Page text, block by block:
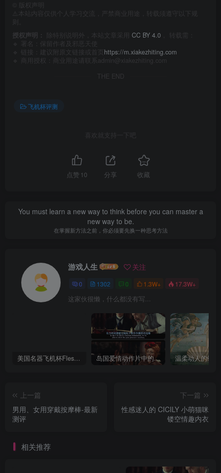
版权声明
⚠️本站内容仅供个人学习交流，严禁商业用途，转载须遵守以下规
授权声明：
除特别说明外，本站文章采用 CC BY 4.0 ， 转载需：
🔹 署名：保留作者及 邪恶天使
🔹 链接：建议附原文链接或首页 https://m.xiakezhiting.com
🔹 商用授权：商业用途请联系admin@xiakezhiting.com
THE END
飞机杯评测
喜欢就支持一下吧
点赞 10 分享 收藏
You must learn a new way to think before you can master a
new way to be.
在掌握新方法之前，你必须要先换一种思考方法
游戏人生 关注
0 1302 0 1.3W+ 17.3W+
这家伙很懒，什么都没有写...
美国名器飞机杯Fleshlight 【Quickshot-Vantage 双头飞机杯】完全评测 岛国爱情动作片中的AV棒到底有多猛？成人用品震动棒的发展史！
上一篇
男用、女用穿戴按摩棒-最新
测评
下一篇
性感迷人的 CICILY 小萌猫咪
镂空情趣内衣
相关推荐